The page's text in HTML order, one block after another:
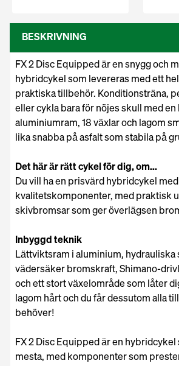
BESKRIVNING
FX 2 Disc Equipped är en snygg och
hybridcykel som levereras med ett
praktiska tillbehör. Konditionsträna,
eller cykla bara för nöjes skull med en
aluminiumram, 18 växlar och lagom
lika snabba på asfalt som stabila på
Det här är rätt cykel för dig, om...
Du vill ha en prisvärd hybridcykel med
kvalitetskomponenter, med praktisk
skivbromsar som ger överlägsen
Inbyggd teknik
Lättviktsram i aluminium,
vädersäker bromskraft, Shimano-
och ett stort växelområde som låter
lagom hårt och du får dessutom alla
behöver!
FX 2 Disc Equipped är en
mesta, med komponenter som